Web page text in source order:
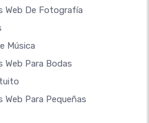
Web De Fotografía
Música
Para Bodas
Para Pequeñas